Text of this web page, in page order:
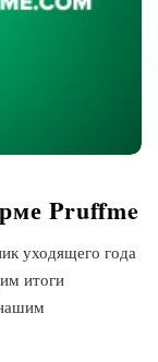
Pruffme
уходящего года
итоги